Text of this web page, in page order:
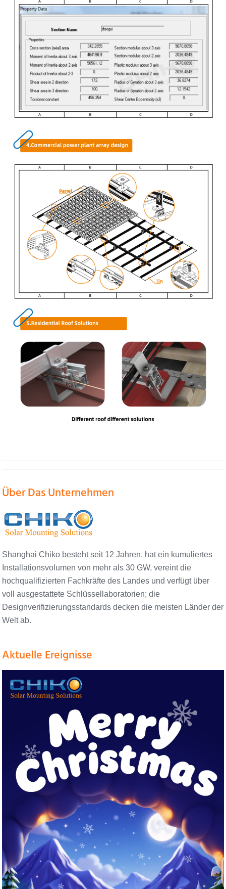
Über Das Unternehmen
Shanghai Chiko besteht seit 12 Jahren, hat ein kumuliertes
Installationsvolumen von mehr als 30 GW, vereint die
hochqualifizierten Fachkräfte des Landes und verfügt über
voll ausgestattete Schlüssellaboratorien; die
Designverifizierungsstandards decken die meisten Länder der
Welt ab.
Aktuelle Ereignisse